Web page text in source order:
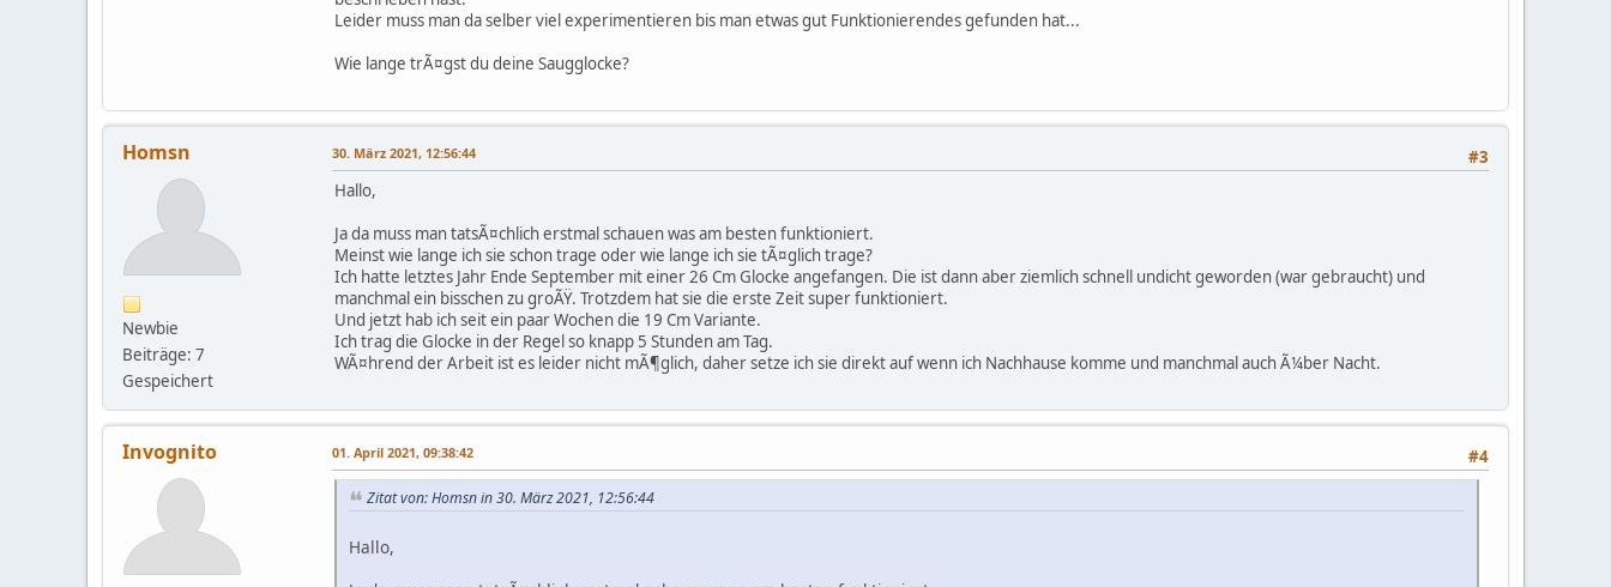
Leider muss man da selber viel experimentieren bis man etwas gut Funktionierendes gefunden hat...
Wie lange trÃ¤gst du deine Saugglocke?
Homsn
Newbie
Beiträge: 7
Gespeichert
#3
30. März 2021, 12:56:44
Hallo,
Ja da muss man tatsÃ¤chlich erstmal schauen was am besten funktioniert.
Meinst wie lange ich sie schon trage oder wie lange ich sie tÃ¤glich trage?
Ich hatte letztes Jahr Ende September mit einer 26 Cm Glocke angefangen. Die ist dann aber ziemlich schnell undicht geworden (war gebraucht) und
manchmal ein bisschen zu groÃŸ. Trotzdem hat sie die erste Zeit super funktioniert.
Und jetzt hab ich seit ein paar Wochen die 19 Cm Variante.
Ich trag die Glocke in der Regel so knapp 5 Stunden am Tag.
WÃ¤hrend der Arbeit ist es leider nicht mÃ¶glich, daher setze ich sie direkt auf wenn ich Nachhause komme und manchmal auch Ã¼ber Nacht.
Invognito #4
01. April 2021, 09:38:42
Zitat von: Homsn in 30. März 2021, 12:56:44
Hallo,